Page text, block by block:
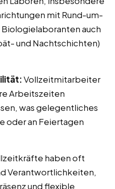
mit Rund-um-
auch
und Nachtschichten)
Vollzeitmitarbeiter
Arbeitszeiten
was gelegentliches
oder an Feiertagen
haben oft
Verantwortlichkeiten,
und flexible